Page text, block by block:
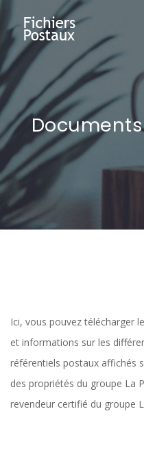
Ici, vous pouvez télécharger
et informations sur les
référentiels postaux affichés
des propriétés du groupe La
revendeur certifié du groupe